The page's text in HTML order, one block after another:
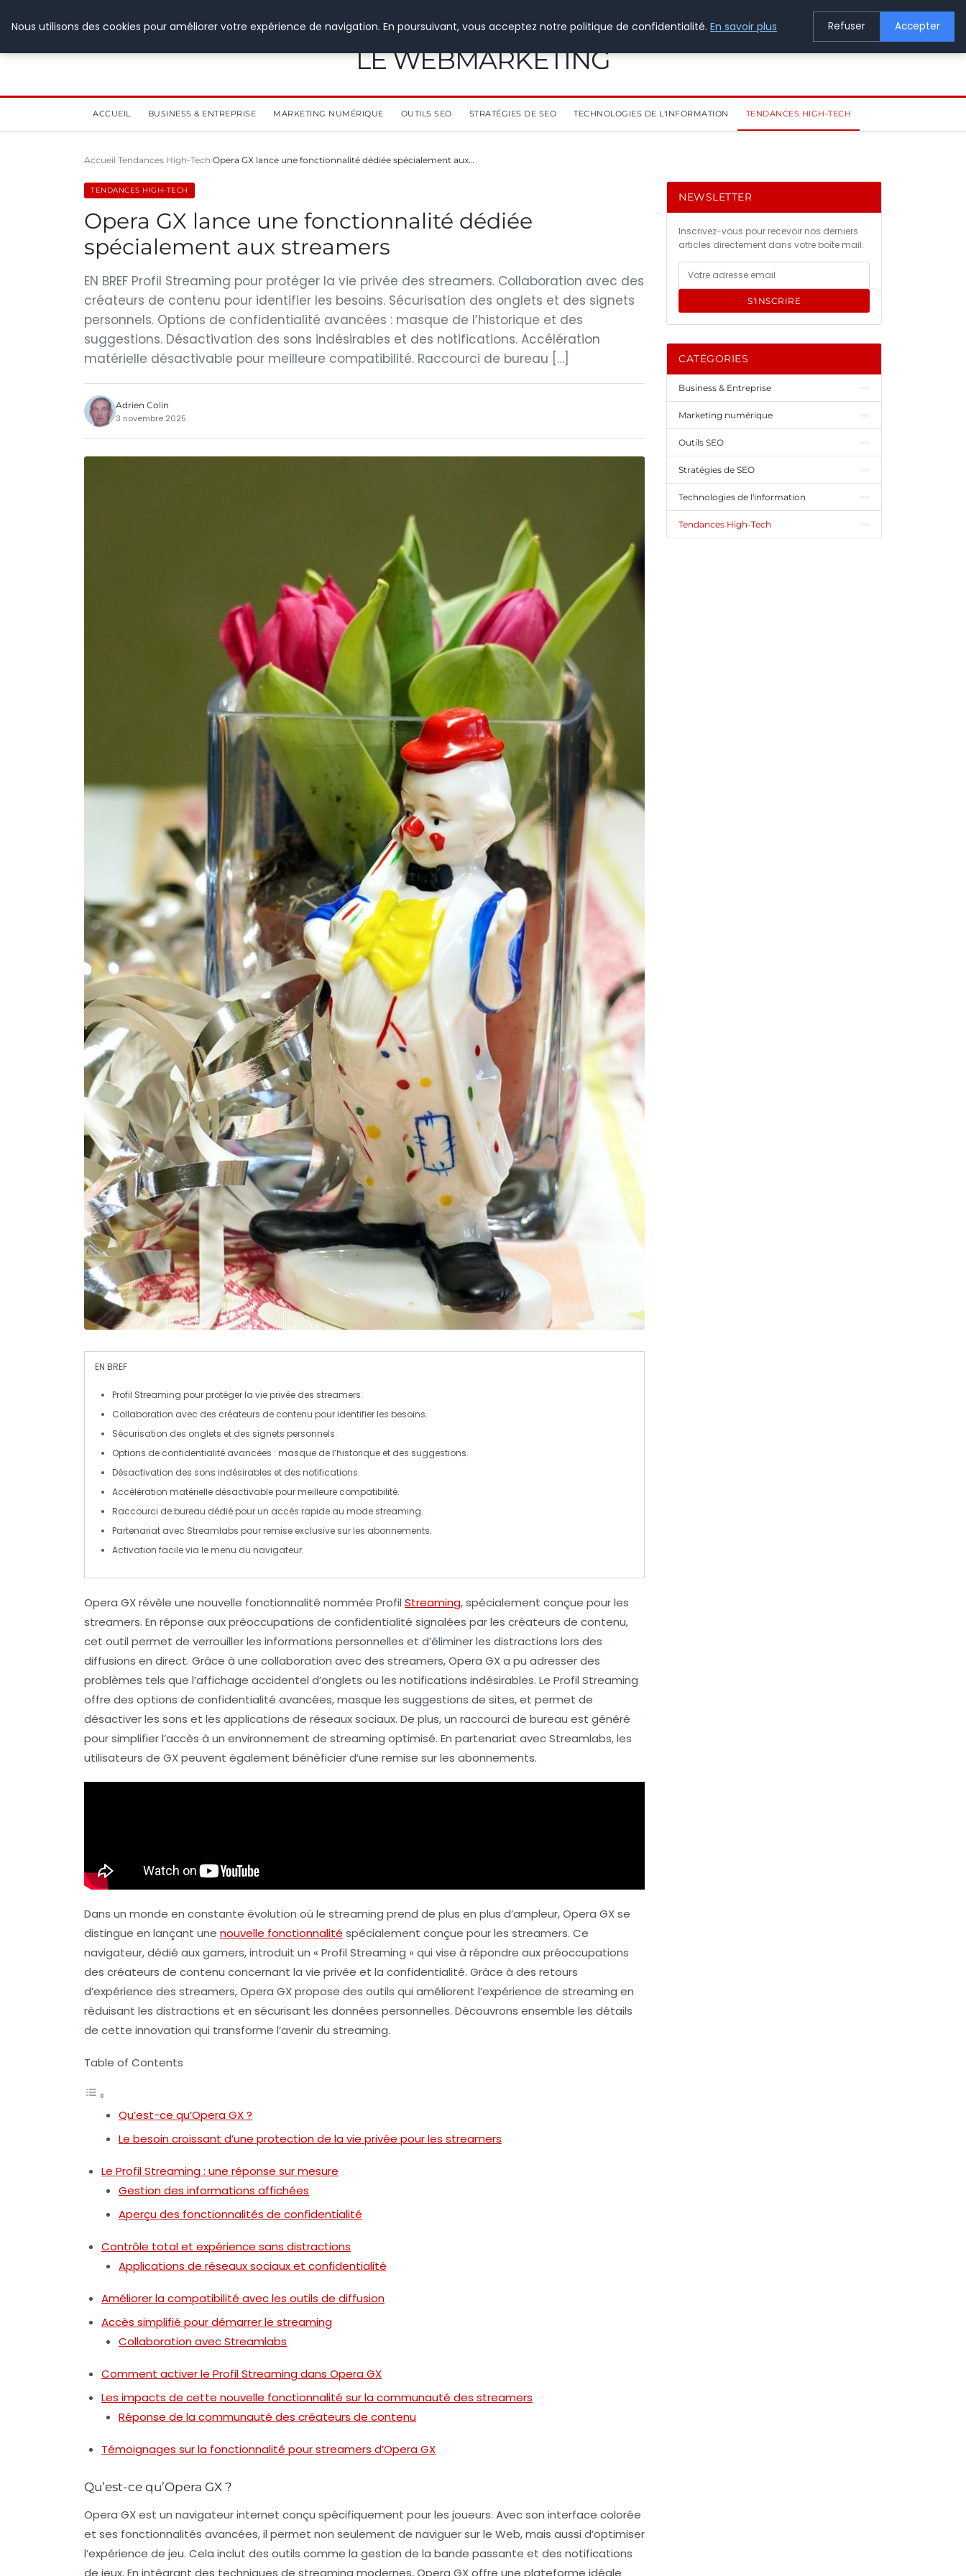
LE WEBMARKETING
ACCUEIL BUSINESS & ENTREPRISE MARKETING NUMÉRIQUE OUTILS SEO STRATÉGIES DE SEO TECHNOLOGIES DE L'INFORMATION TENDANCES HIGH-TECH
Accueil Tendances High-Tech Opera GX lance une fonctionnalité dédiée spécialement aux…
TENDANCES HIGH-TECH
Opera GX lance une fonctionnalité dédiée
spécialement aux streamers
EN BREF Profil Streaming pour protéger la vie privée des streamers. Collaboration avec des
créateurs de contenu pour identifier les besoins. Sécurisation des onglets et des signets
personnels. Options de confidentialité avancées : masque de l’historique et des
suggestions. Désactivation des sons indésirables et des notifications. Accélération
matérielle désactivable pour meilleure compatibilité. Raccourci de bureau […]
Adrien Colin
3 novembre 2025
EN BREF
Profil Streaming pour protéger la vie privée des streamers.
Collaboration avec des créateurs de contenu pour identifier les besoins.
Sécurisation des onglets et des signets personnels.
Options de confidentialité avancées : masque de l’historique et des suggestions.
Désactivation des sons indésirables et des notifications.
Accélération matérielle désactivable pour meilleure compatibilité.
Raccourci de bureau dédié pour un accès rapide au mode streaming.
Partenariat avec Streamlabs pour remise exclusive sur les abonnements.
Activation facile via le menu du navigateur.
Opera GX révèle une nouvelle fonctionnalité nommée Profil Streaming, spécialement conçue pour les
streamers. En réponse aux préoccupations de confidentialité signalées par les créateurs de contenu,
cet outil permet de verrouiller les informations personnelles et d’éliminer les distractions lors des
diffusions en direct. Grâce à une collaboration avec des streamers, Opera GX a pu adresser des
problèmes tels que l’affichage accidentel d’onglets ou les notifications indésirables. Le Profil Streaming
offre des options de confidentialité avancées, masque les suggestions de sites, et permet de
désactiver les sons et les applications de réseaux sociaux. De plus, un raccourci de bureau est généré
pour simplifier l’accès à un environnement de streaming optimisé. En partenariat avec Streamlabs, les
utilisateurs de GX peuvent également bénéficier d’une remise sur les abonnements.
Dans un monde en constante évolution où le streaming prend de plus en plus d’ampleur, Opera GX se
distingue en lançant une nouvelle fonctionnalité spécialement conçue pour les streamers. Ce
navigateur, dédié aux gamers, introduit un « Profil Streaming » qui vise à répondre aux préoccupations
des créateurs de contenu concernant la vie privée et la confidentialité. Grâce à des retours
d’expérience des streamers, Opera GX propose des outils qui améliorent l’expérience de streaming en
réduisant les distractions et en sécurisant les données personnelles. Découvrons ensemble les détails
de cette innovation qui transforme l’avenir du streaming.
Table of Contents
Qu’est-ce qu’Opera GX ?
Le besoin croissant d’une protection de la vie privée pour les streamers
Le Profil Streaming : une réponse sur mesure
Gestion des informations affichées
Aperçu des fonctionnalités de confidentialité
Contrôle total et expérience sans distractions
Applications de réseaux sociaux et confidentialité
Améliorer la compatibilité avec les outils de diffusion
Accès simplifié pour démarrer le streaming
Collaboration avec Streamlabs
Comment activer le Profil Streaming dans Opera GX
Les impacts de cette nouvelle fonctionnalité sur la communauté des streamers
Réponse de la communauté des créateurs de contenu
Témoignages sur la fonctionnalité pour streamers d’Opera GX
Qu’est-ce qu’Opera GX ?
Opera GX est un navigateur internet conçu spécifiquement pour les joueurs. Avec son interface colorée
et ses fonctionnalités avancées, il permet non seulement de naviguer sur le Web, mais aussi d’optimiser
l’expérience de jeu. Cela inclut des outils comme la gestion de la bande passante et des notifications
de jeux. En intégrant des techniques de streaming modernes, Opera GX offre une plateforme idéale
NEWSLETTER
Inscrivez-vous pour recevoir nos derniers
articles directement dans votre boîte mail.
S'INSCRIRE
CATÉGORIES
Business & Entreprise
Marketing numérique
Outils SEO
Stratégies de SEO
Technologies de l'information
Tendances High-Tech
Nous utilisons des cookies pour améliorer votre expérience de navigation. En poursuivant, vous acceptez notre politique de confidentialité. En savoir plus Refuser Accepter